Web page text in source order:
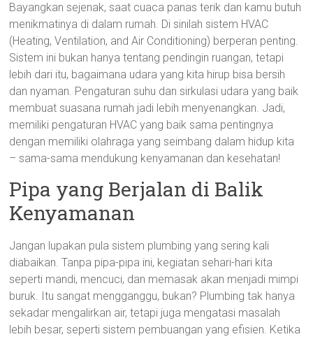
Bayangkan sejenak, saat cuaca panas terik dan kamu butuh
menikmatinya di dalam rumah. Di sinilah sistem HVAC
(Heating, Ventilation, and Air Conditioning) berperan penting.
Sistem ini bukan hanya tentang pendingin ruangan, tetapi
lebih dari itu, bagaimana udara yang kita hirup bisa bersih
dan nyaman. Pengaturan suhu dan sirkulasi udara yang baik
membuat suasana rumah jadi lebih menyenangkan. Jadi,
memiliki pengaturan HVAC yang baik sama pentingnya
dengan memiliki olahraga yang seimbang dalam hidup kita
– sama-sama mendukung kenyamanan dan kesehatan!
Pipa yang Berjalan di Balik
Kenyamanan
Jangan lupakan pula sistem plumbing yang sering kali
diabaikan. Tanpa pipa-pipa ini, kegiatan sehari-hari kita
seperti mandi, mencuci, dan memasak akan menjadi mimpi
buruk. Itu sangat mengganggu, bukan? Plumbing tak hanya
sekadar mengalirkan air, tetapi juga mengatasi masalah
lebih besar, seperti sistem pembuangan yang efisien. Ketika